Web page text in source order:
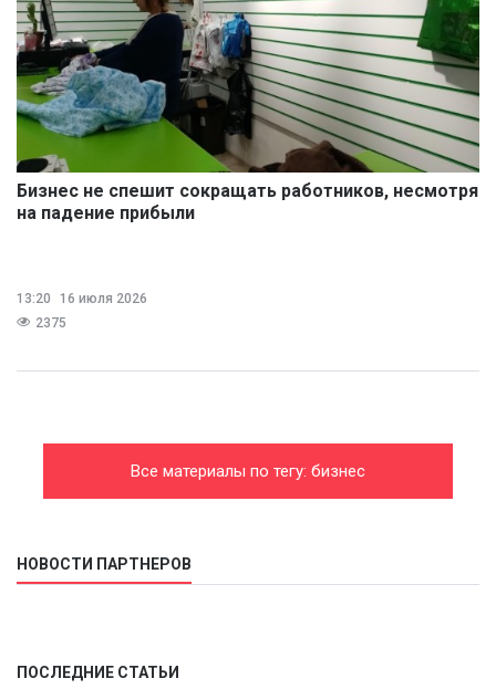
Бизнес не спешит сокращать работников, несмотря
на падение прибыли
13:20
16 июля 2026
2375
Все материалы по тегу: бизнес
НОВОСТИ ПАРТНЕРОВ
ПОСЛЕДНИЕ СТАТЬИ